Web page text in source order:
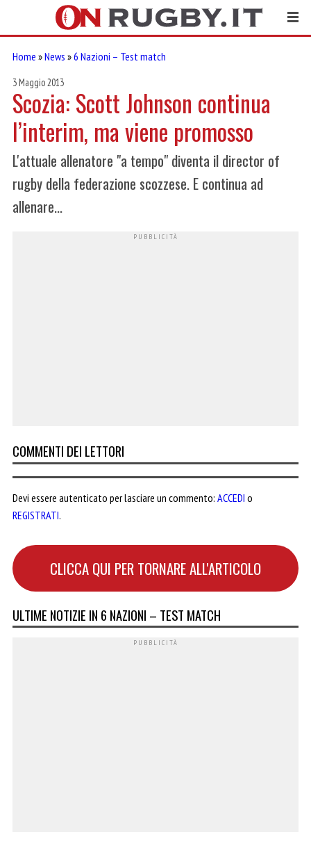
Home »News »6 Nazioni – Test match
3 Maggio 2013
Scozia: Scott Johnson continua
l’interim, ma viene promosso
L'attuale allenatore "a tempo" diventa il director of
rugby della federazione scozzese. E continua ad
allenare...
COMMENTI DEI LETTORI
Devi essere autenticato per lasciare un commento: ACCEDI o
REGISTRATI.
CLICCA QUI PER TORNARE ALL'ARTICOLO
ULTIME NOTIZIE IN 6 NAZIONI – TEST MATCH